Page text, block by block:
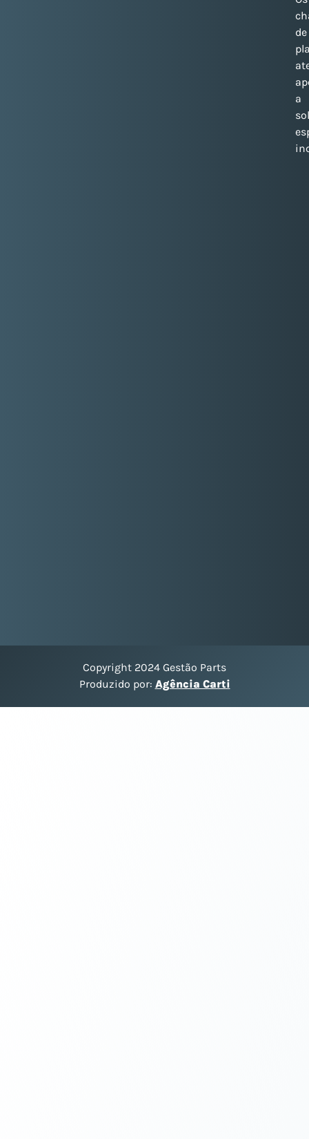
de
a
Copyright 2024 Gestão Parts
Produzido por: Agência Carti